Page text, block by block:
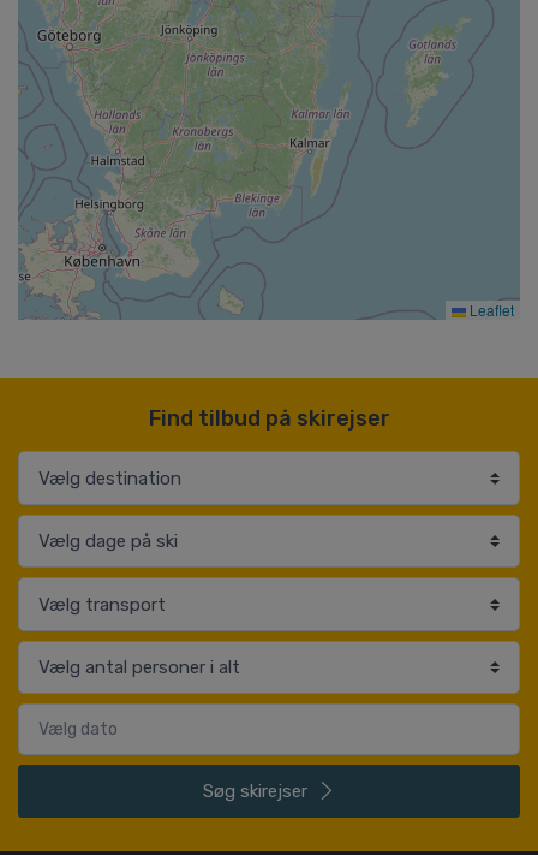
Leaflet
Find tilbud på skirejser
Søg skirejser